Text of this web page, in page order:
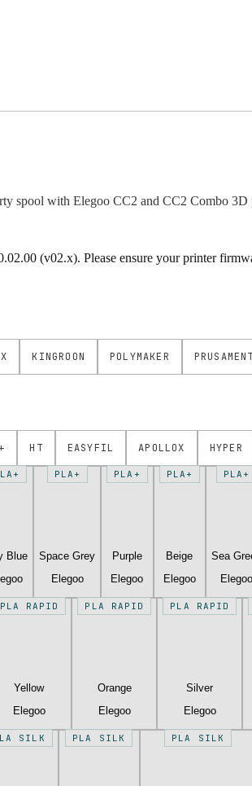
spool with Elegoo CC2 and CC2 Combo
(v02.x). Please ensure your printer
KINGROON POLYMAKER PRUSAMENT
HT EASYFIL APOLLOX HYPER
Blue
PLA+
Space Grey
Elegoo
PLA+
Purple
Elegoo
PLA+
Beige
Elegoo
PLA+
Sea
Elegoo
PLA RAPID
Yellow
Elegoo
PLA RAPID
Orange
Elegoo
PLA RAPID
Silver
Elegoo
SILK PLA SILK PLA SILK